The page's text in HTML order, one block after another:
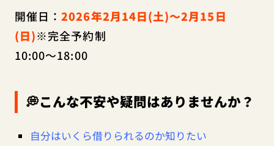
開催日：2026年2月14日(土)～2月15日
(日)※完全予約制
10:00～18:00
💭こんな不安や疑問はありませんか？
自分はいくら借りられるのか知りたい